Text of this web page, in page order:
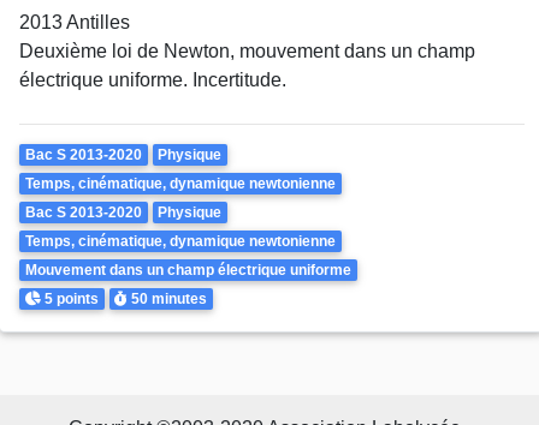
2013 Antilles
Deuxième loi de Newton, mouvement dans un champ
électrique uniforme. Incertitude.
Theme
Bac S 2013-2020
Physique
Temps, cinématique, dynamique newtonienne
Bac S 2013-2020
Physique
Temps, cinématique, dynamique newtonienne
Mouvement dans un champ électrique uniforme
Points
5 points Durée
50 minutes